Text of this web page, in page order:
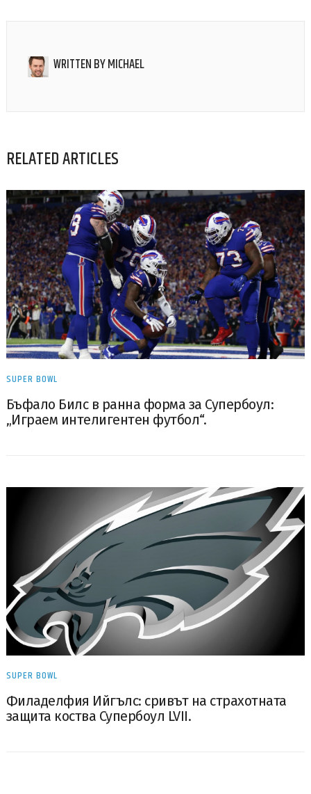
WRITTEN BYMICHAEL
RELATED ARTICLES
SUPER BOWL
Бъфало Билс в ранна форма за Супербоул:
„Играем интелигентен футбол“.
SUPER BOWL
Филаделфия Ийгълс: сривът на страхотната
защита коства Супербоул LVII.